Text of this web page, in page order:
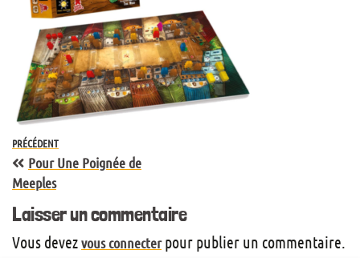
PRÉCÉDENT
Pour Une Poignée de
Meeples
Laisser un commentaire
Vous devezvous connecterpour publier un commentaire.